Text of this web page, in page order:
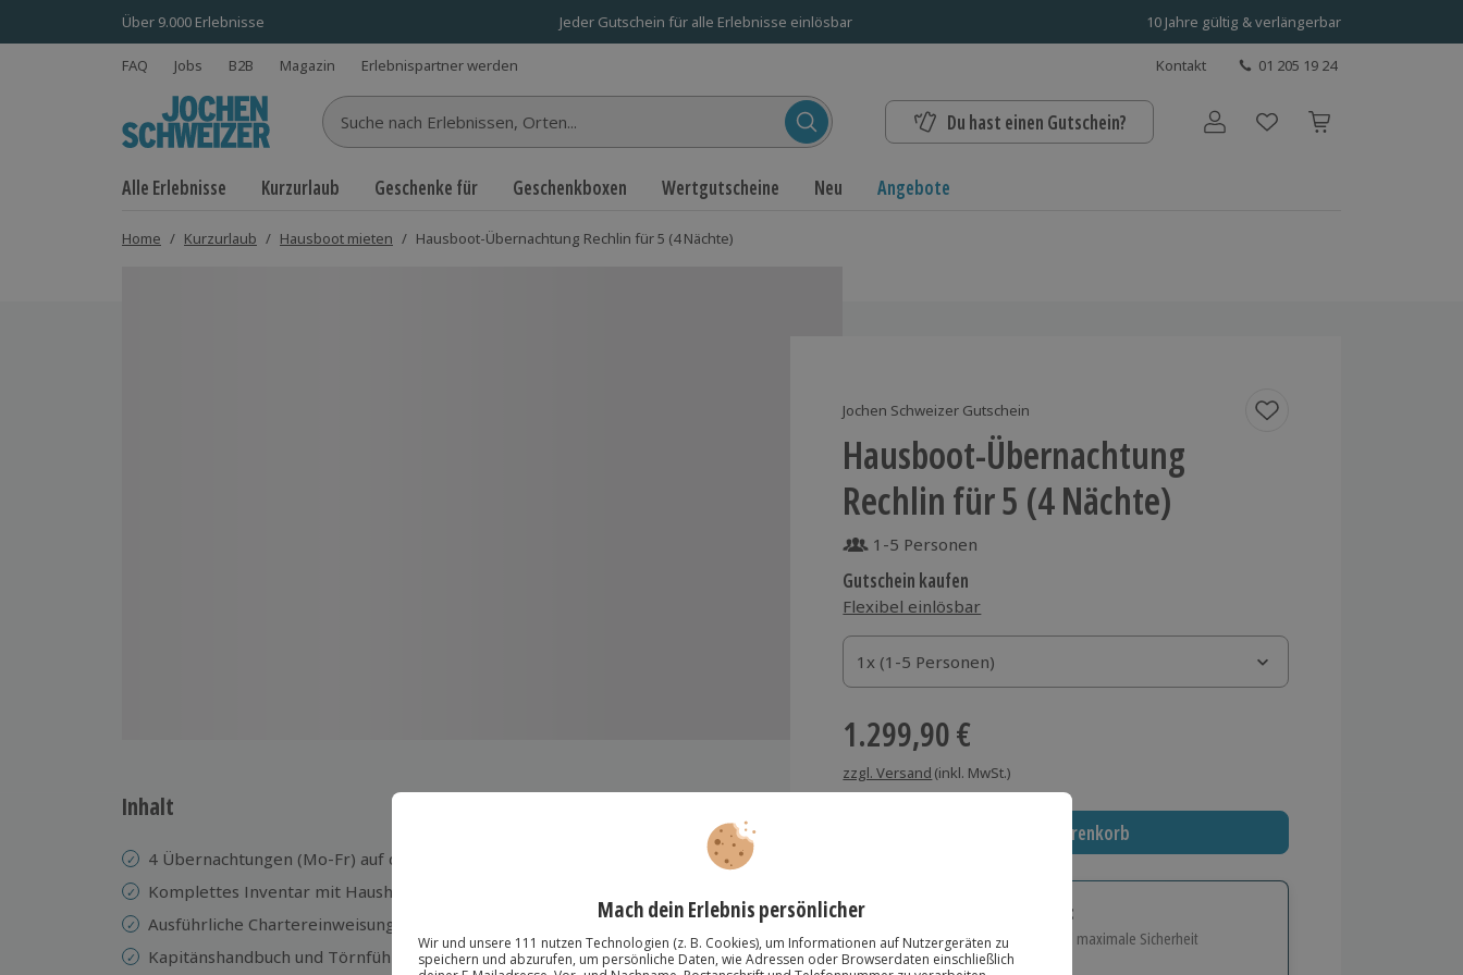
Über 9.000 Erlebnisse Jeder Gutschein für alle Erlebnisse einlösbar 10 Jahre gültig & verlängerbar
FAQ Jobs B2B Magazin Erlebnispartner werden Kontakt 01 205 19 24
Suche nach Erlebnissen... Du hast einen Gutschein? Benutzerkonto
Alle Erlebnisse Kurzurlaub Geschenke für Geschenkboxen Wertgutscheine Neu Angebote
Home / Kurzurlaub / Hausboot mieten / Hausboot-Übernachtung Rechlin für 5 (4 Nächte)
Jochen Schweizer Gutschein
Hausboot-Übernachtung
Rechlin für 5 (4 Nächte)
1-5 Personen
Gutschein kaufen
Flexibel einlösbar
1x (1-5 Personen)
1x (1-5 Personen)
1x (1-5 Personen)
1.299,90 €
zzgl. Versand (inkl. MwSt.)
In den Warenkorb
Immer das richtige Geschenk:
Große Auswahl, volle Flexibilität und maximale Sicherheit
Inhalt
4 Übernachtungen (Mo-Fr) auf dem Hausboot Vetus 900
Komplettes Inventar mit Haushalts- und Bootszubehör
Ausführliche Chartereinweisung (ca. 3 Std.) am Übergabetag
Kapitänshandbuch und Törnführer